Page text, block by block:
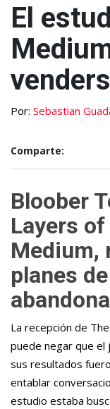
El
Por: Sebastian
Comparte:
Bloober
Layers
Medium,
planes
La recepción de
puede negar que el
sus resultados
entablar
estudio estaba